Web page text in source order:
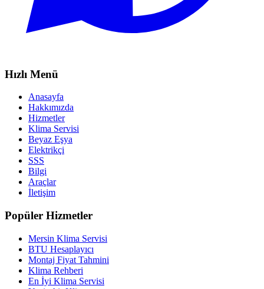
Hızlı Menü
Anasayfa
Hakkımızda
Hizmetler
Klima Servisi
Beyaz Eşya
Elektrikçi
SSS
Bilgi
Araçlar
İletişim
Popüler Hizmetler
Mersin Klima Servisi
BTU Hesaplayıcı
Montaj Fiyat Tahmini
Klima Rehberi
En İyi Klima Servisi